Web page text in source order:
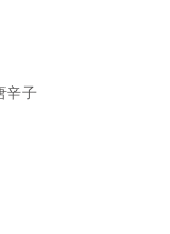
辛子